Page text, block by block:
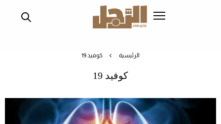
الرئيسية كوفيد 19
كوفيد 19